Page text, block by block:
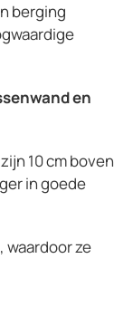
berging
en
10 cm boven
in goede
, waardoor ze